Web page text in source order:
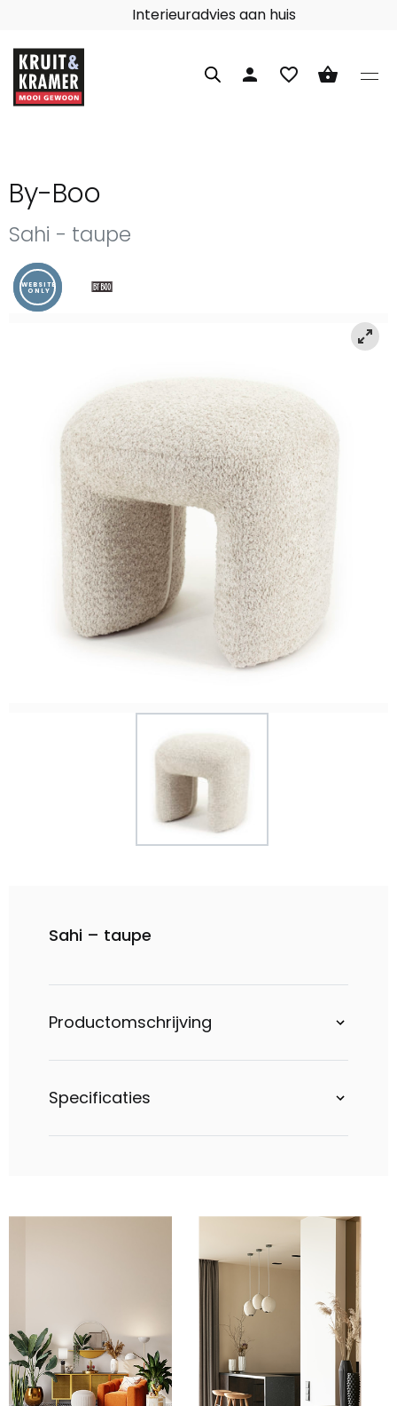
Interieuradvies aan huis
person favorite_border shopping_basket
By-Boo
Sahi - taupe
WEBSITE
ONLY
Sahi – taupe
Productomschrijving
Specificaties